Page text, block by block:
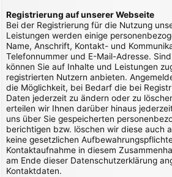
Registrierung auf unserer Webseite
Bei der Registrierung für die Nutzung
Leistungen werden einige
Name, Anschrift, Kontakt- und
Telefonnummer und E-Mail-Adresse.
können Sie auf Inhalte und Leistungen
registrierten Nutzern anbieten.
die Möglichkeit, bei Bedarf die bei
Daten jederzeit zu ändern oder zu
erteilen wir Ihnen darüber hinaus
uns über Sie gespeicherten
berichtigen bzw. löschen wir diese auch
keine gesetzlichen
Kontaktaufnahme in diesem
am Ende dieser Datenschutzerklärung
Kontaktdaten.